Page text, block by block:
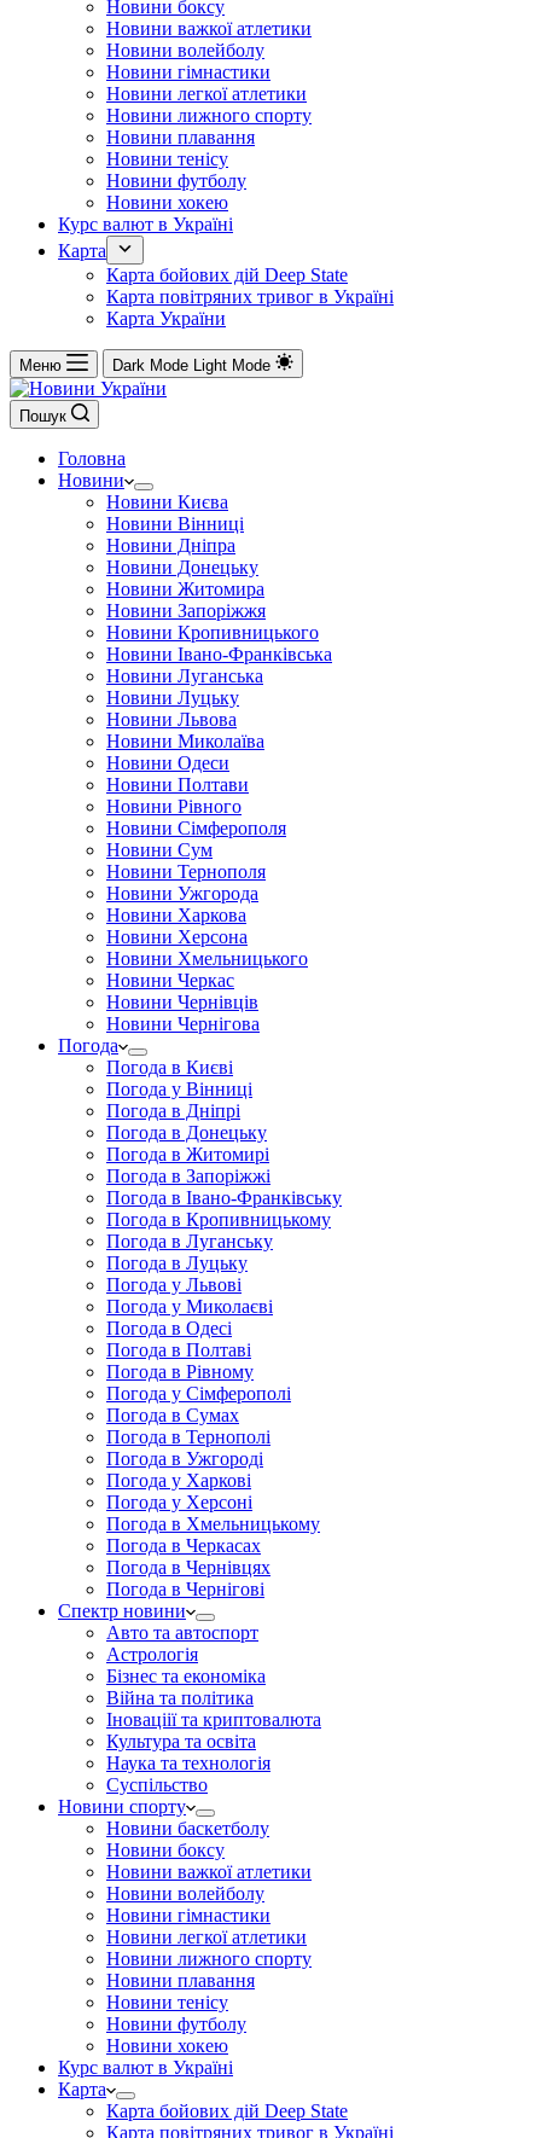
Новини боксу
Новини важкої атлетики
Новини волейболу
Новини гімнастики
Новини легкої атлетики
Новини лижного спорту
Новини плавання
Новини тенісу
Новини футболу
Новини хокею
Курс валют в Україні
Карта
Карта бойових дій Deep State
Карта повітряних тривог в Україні
Карта України
Меню Dark Mode Light Mode
Пошук
Головна
Новини
Новини Києва
Новини Вінниці
Новини Дніпра
Новини Донецьку
Новини Житомира
Новини Запоріжжя
Новини Кропивницького
Новини Івано-Франківська
Новини Луганська
Новини Луцьку
Новини Львова
Новини Миколаїва
Новини Одеси
Новини Полтави
Новини Рівного
Новини Сімферополя
Новини Сум
Новини Тернополя
Новини Ужгорода
Новини Харкова
Новини Херсона
Новини Хмельницького
Новини Черкас
Новини Чернівців
Новини Чернігова
Погода
Погода в Києві
Погода у Вінниці
Погода в Дніпрі
Погода в Донецьку
Погода в Житомирі
Погода в Запоріжжі
Погода в Івано-Франківську
Погода в Кропивницькому
Погода в Луганську
Погода в Луцьку
Погода у Львові
Погода у Миколаєві
Погода в Одесі
Погода в Полтаві
Погода в Рівному
Погода у Сімферополі
Погода в Сумах
Погода в Тернополі
Погода в Ужгороді
Погода у Харкові
Погода у Херсоні
Погода в Хмельницькому
Погода в Черкасах
Погода в Чернівцях
Погода в Чернігові
Спектр новини
Авто та автоспорт
Астрологія
Бізнес та економіка
Війна та політика
Іноваціії та криптовалюта
Культура та освіта
Наука та технологія
Суспільство
Новини спорту
Новини баскетболу
Новини боксу
Новини важкої атлетики
Новини волейболу
Новини гімнастики
Новини легкої атлетики
Новини лижного спорту
Новини плавання
Новини тенісу
Новини футболу
Новини хокею
Курс валют в Україні
Карта
Карта бойових дій Deep State
Карта повітряних тривог в Україні